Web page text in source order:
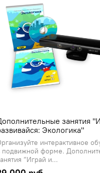
занятия
Экологика"
интерактивное
подвижной форме.
“Играй и...